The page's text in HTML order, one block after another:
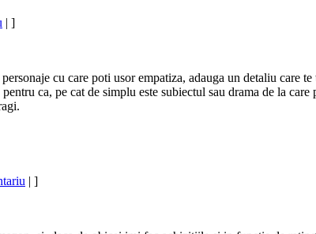
| ]
cu care poti usor empatiza, adauga un detaliu care
ca, pe cat de simplu este subiectul sau drama de la
| ]